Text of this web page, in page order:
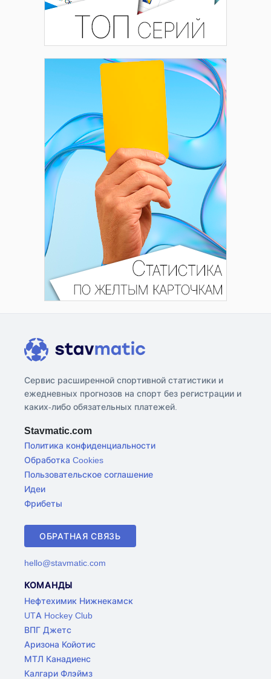
Сервис расширенной спортивной статистики и
ежедневных прогнозов на спорт без регистрации и
каких-либо обязательных платежей.
Stavmatic.com
Политика конфиденциальности
Обработка Cookies
Пользовательское соглашение
Идеи
Фрибеты
ОБРАТНАЯ СВЯЗЬ
hello@stavmatic.com
КОМАНДЫ
Нефтехимик Нижнекамск
UTA Hockey Club
ВПГ Джетс
Аризона Койотис
МТЛ Канадиенс
Калгари Флэймз